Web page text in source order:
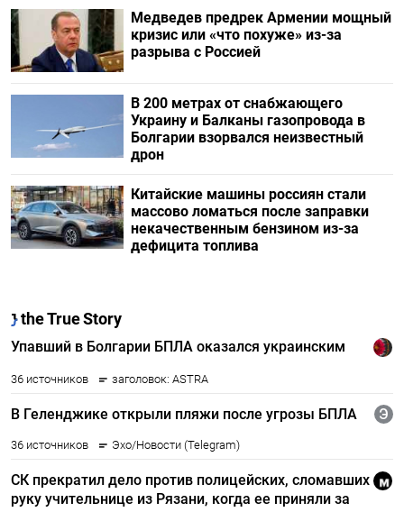
Медведев предрек Армении мощный
кризис или «что похуже» из-за
разрыва с Россией
В 200 метрах от снабжающего
Украину и Балканы газопровода в
Болгарии взорвался неизвестный
дрон
Китайские машины россиян стали
массово ломаться после заправки
некачественным бензином из-за
дефицита топлива